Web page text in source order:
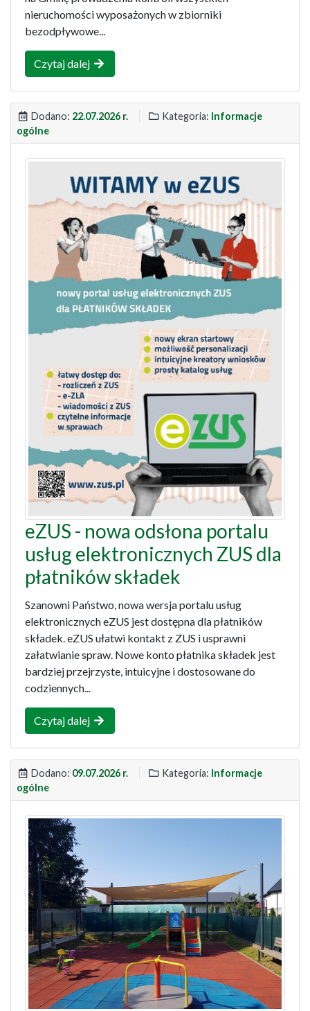
nieruchomości wyposażonych w zbiorniki
bezodpływowe...
Czytaj dalej
Dodano: 22.07.2026 r. Kategoria: Informacje
ogólne
eZUS - nowa odsłona portalu
usług elektronicznych ZUS dla
płatników składek
Szanowni Państwo, nowa wersja portalu usług
elektronicznych eZUS jest dostępna dla płatników
składek. eZUS ułatwi kontakt z ZUS i usprawni
załatwianie spraw. Nowe konto płatnika składek jest
bardziej przejrzyste, intuicyjne i dostosowane do
codziennych...
Czytaj dalej
Dodano: 09.07.2026 r. Kategoria: Informacje
ogólne